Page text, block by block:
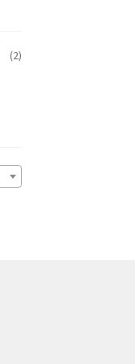
(2)